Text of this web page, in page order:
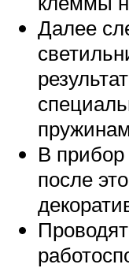
Далее
В прибор
после